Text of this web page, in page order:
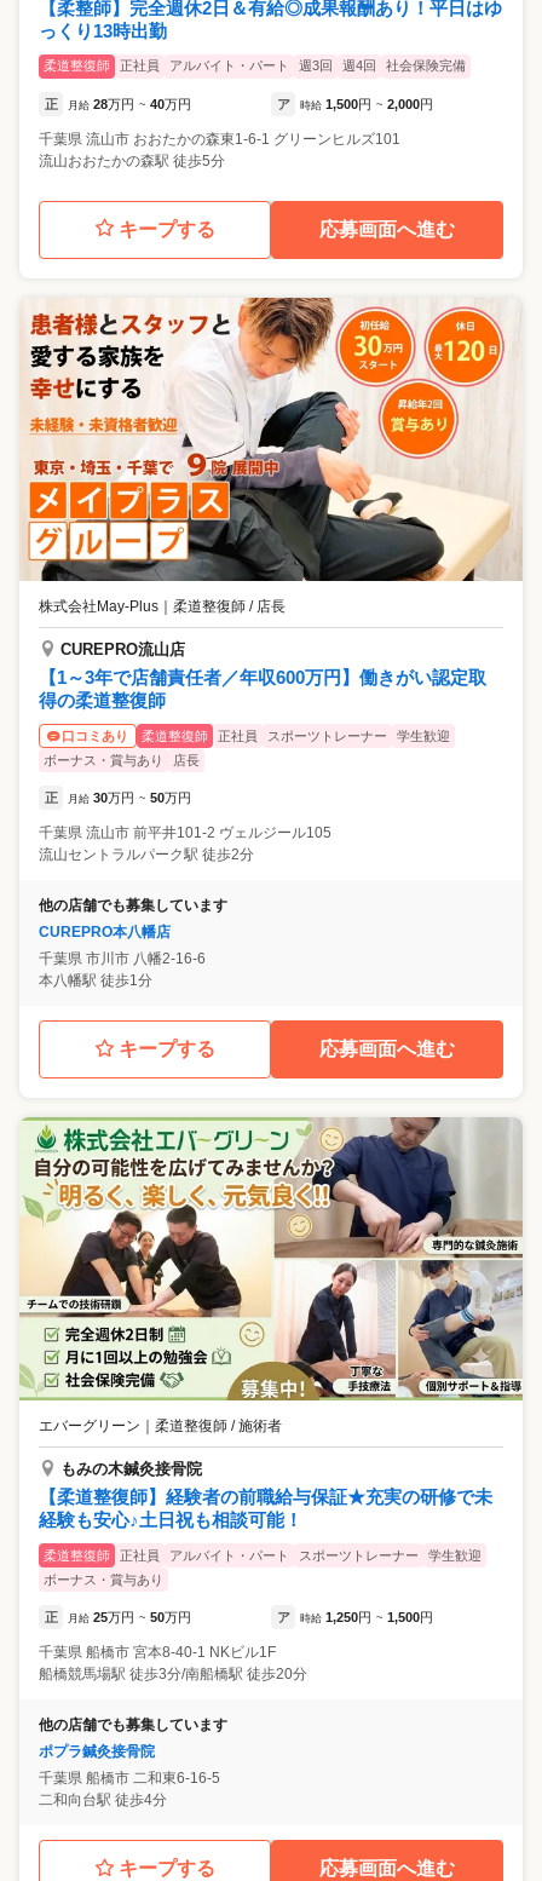
【柔整師】完全週休2日＆有給◎成果報酬あり！平日はゆ
っくり13時出勤
柔道整復師 正社員 アルバイト・パート 週3回 週4回 社会保険完備
正 月給 28万円 ~ 40万円 ア 時給 1,500円 ~ 2,000円
千葉県 流山市 おおたかの森東1-6-1 グリーンヒルズ101
流山おおたかの森駅 徒歩5分
キープする 応募画面へ進む
株式会社May-Plus 柔道整復師 / 店長
CUREPRO流山店
【1～3年で店舗責任者／年収600万円】働きがい認定取
得の柔道整復師
口コミあり 柔道整復師 正社員 スポーツトレーナー
学生歓迎
ボーナス・賞与あり
店長
正 月給 30万円 ~ 50万円
千葉県 流山市 前平井101-2 ヴェルジール105
流山セントラルパーク駅 徒歩2分
他の店舗でも募集しています
CUREPRO本八幡店
千葉県 市川市 八幡2-16-6
本八幡駅 徒歩1分
キープする 応募画面へ進む
エバーグリーン 柔道整復師 / 施術者
もみの木鍼灸接骨院
【柔道整復師】経験者の前職給与保証★充実の研修で未
経験も安心♪土日祝も相談可能！
柔道整復師 正社員 アルバイト・パート スポーツトレーナー
学生歓迎
ボーナス・賞与あり
正 月給 25万円 ~ 50万円 ア 時給 1,250円 ~ 1,500円
千葉県 船橋市 宮本8-40-1 NKビル1F
船橋競馬場駅 徒歩3分/南船橋駅 徒歩20分
他の店舗でも募集しています
ポプラ鍼灸接骨院
千葉県 船橋市 二和東6-16-5
二和向台駅 徒歩4分
キープする 応募画面へ進む